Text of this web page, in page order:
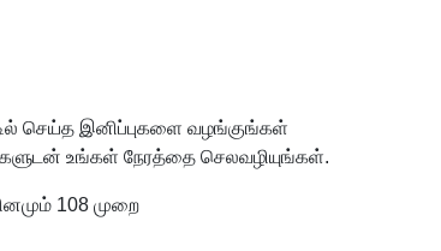
செய்த இனிப்புகளை வழங்குங்கள்
உங்கள் நேரத்தை செலவழியுங்கள்.
108 முறை